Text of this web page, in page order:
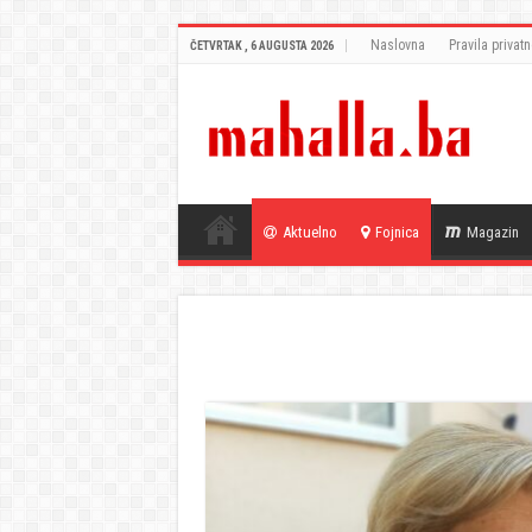
ČETVRTAK , 6 AUGUSTA 2026 Naslovna Pravila
Aktuelno Fojnica Magazin